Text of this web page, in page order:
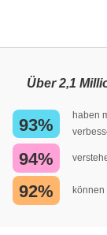
Über 2,1
93%
haben
94%
92% können